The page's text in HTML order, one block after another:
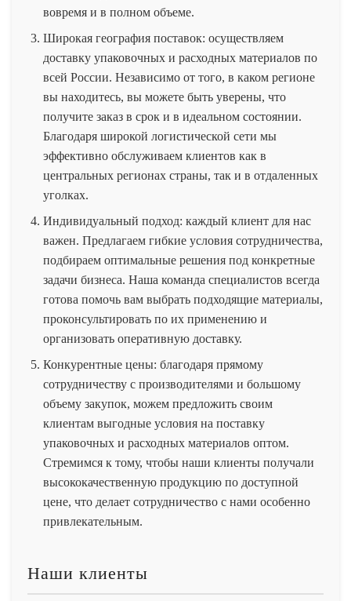
вовремя и в полном объеме.
Широкая география поставок: осуществляем
доставку упаковочных и расходных материалов по
всей России. Независимо от того, в каком регионе
вы находитесь, вы можете быть уверены, что
получите заказ в срок и в идеальном состоянии.
Благодаря широкой логистической сети мы
эффективно обслуживаем клиентов как в
центральных регионах страны, так и в отдаленных
уголках.
Индивидуальный подход: каждый клиент для нас
важен. Предлагаем гибкие условия сотрудничества,
подбираем оптимальные решения под конкретные
задачи бизнеса. Наша команда специалистов всегда
готова помочь вам выбрать подходящие материалы,
проконсультировать по их применению и
организовать оперативную доставку.
Конкурентные цены: благодаря прямому
сотрудничеству с производителями и большому
объему закупок, можем предложить своим
клиентам выгодные условия на поставку
упаковочных и расходных материалов оптом.
Стремимся к тому, чтобы наши клиенты получали
высококачественную продукцию по доступной
цене, что делает сотрудничество с нами особенно
привлекательным.
Наши клиенты